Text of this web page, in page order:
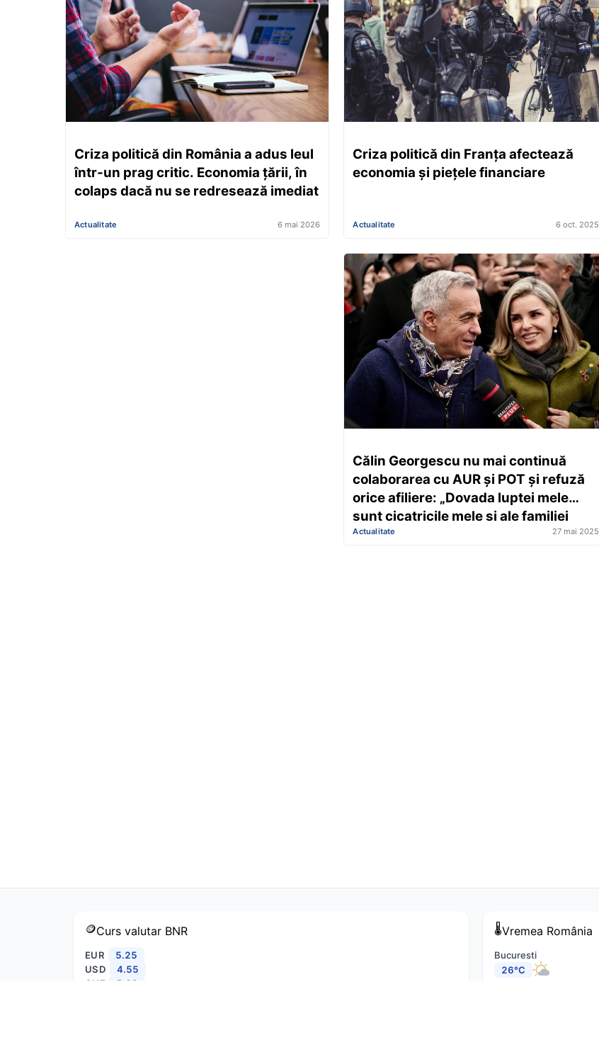
Criza politică din România a adus leul
într-un prag critic. Economia țării, în
colaps dacă nu se redresează imediat
Actualitate 6 mai 2026
Criza politică din Franța afectează
economia și piețele financiare
Actualitate 6 oct. 2025
Călin Georgescu nu mai continuă
colaborarea cu AUR și POT și refuză
orice afiliere: „Dovada luptei mele
sunt cicatricile mele și ale familiei
mele”
Actualitate 27 mai 2025
🪙Curs valutar BNR
EUR
5.25
USD
4.55
CHF
5.62
🌡️Vremea România
Bucuresti
26°C